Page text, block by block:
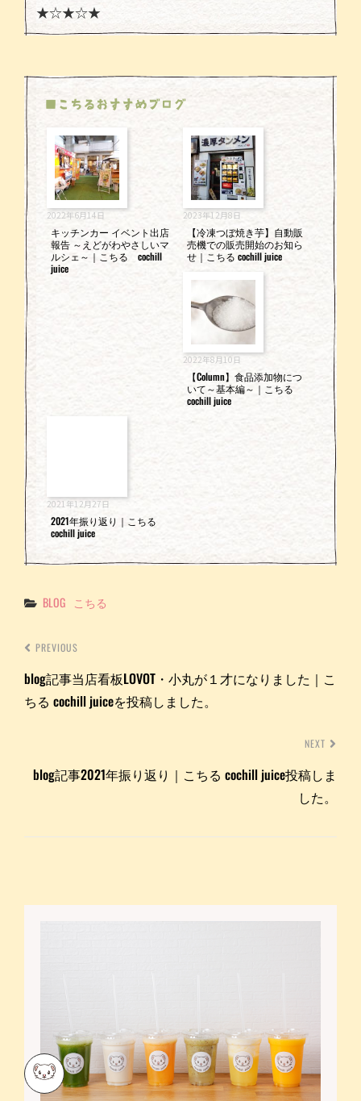
★☆★☆★
■こちるおすすめブログ
2022年6月14日
キッチンカー イベント出店
報告 ～えどがわやさしいマ
ルシェ～｜こちる cochill
juice
2023年12月8日
【冷凍つぼ焼き芋】自動販
売機での販売開始のお知ら
せ｜こちる cochill juice
2022年8月10日
【Column】食品添加物につ
いて～基本編～｜こちる
cochill juice
2021年12月27日
2021年振り返り｜こちる
cochill juice
Categories
BLOG こちる
PREVIOUS
blog記事当店看板LOVOT・小丸が１才になりました｜こ
ちる cochill juiceを投稿しました。
NEXT
blog記事2021年振り返り｜こちる cochill juice投稿しま
した。